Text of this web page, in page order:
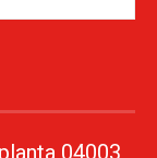
04003